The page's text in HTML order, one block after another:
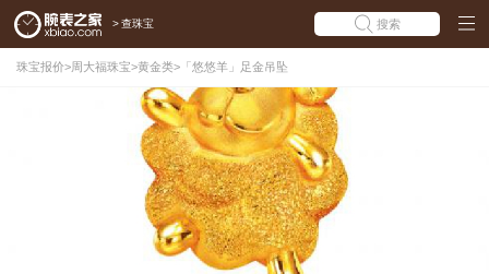
> 查珠宝 搜索
珠宝报价> 周大福珠宝>黄金类> 「悠悠羊」足金吊坠